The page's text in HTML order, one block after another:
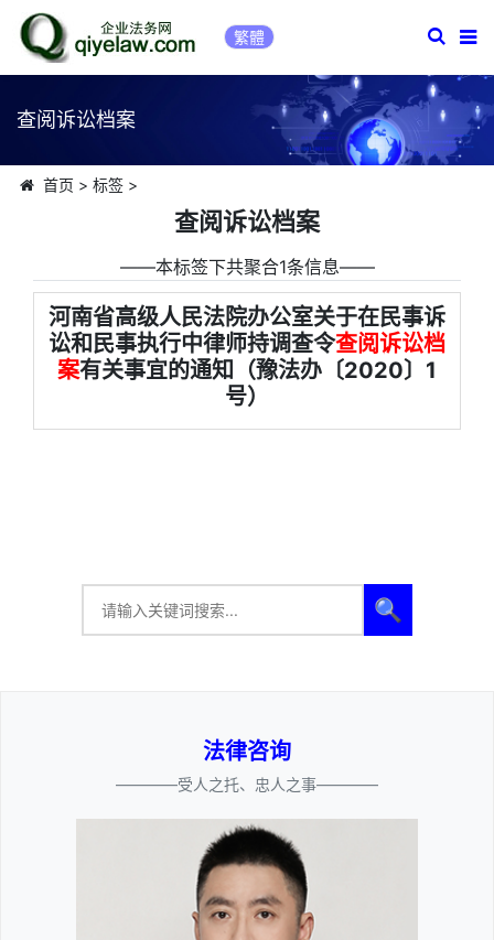
繁體
查阅诉讼档案
首页 > 标签>
查阅诉讼档案
――本标签下共聚合1条信息――
河南省高级人民法院办公室关于在民事诉
讼和民事执行中律师持调查令查阅诉讼档
案有关事宜的通知（豫法办〔2020〕1
号）
🔍
法律咨询
————受人之托、忠人之事————